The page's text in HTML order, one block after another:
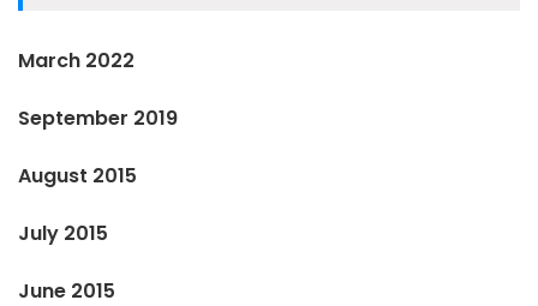
March 2022
September 2019
August 2015
July 2015
June 2015